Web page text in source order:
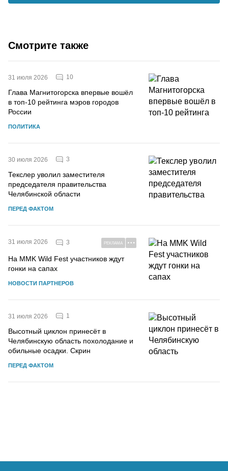
Смотрите также
31 июля 2026 10
Глава Магнитогорска впервые вошёл
в топ-10 рейтинга мэров городов
России
ПОЛИТИКА
30 июля 2026 3
Текслер уволил заместителя
председателя правительства
Челябинской области
ПЕРЕД ФАКТОМ
31 июля 2026 3 РЕКЛАМА
На MMK Wild Fest участников ждут
гонки на сапах
НОВОСТИ ПАРТНЕРОВ
31 июля 2026 1
Высотный циклон принесёт в
Челябинскую область похолодание и
обильные осадки. Скрин
ПЕРЕД ФАКТОМ